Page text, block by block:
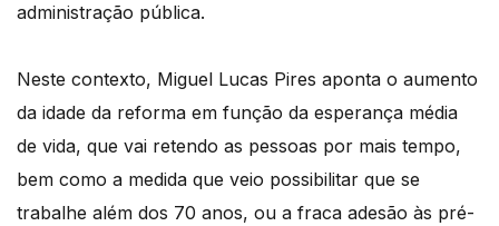
administração pública.
Neste contexto, Miguel Lucas Pires aponta o aumento
da idade da reforma em função da esperança média
de vida, que vai retendo as pessoas por mais tempo,
bem como a medida que veio possibilitar que se
trabalhe além dos 70 anos, ou a fraca adesão às pré-